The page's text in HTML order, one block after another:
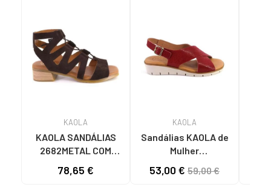
KAOLA
KAOLA SANDÁLIAS
2682METAL COM
SALTO BLOCO
78,65 €
KAOLA
Sandálias KAOLA de
Mulher
SANDALIAS DE MUJER
53,00 € 59,00 €